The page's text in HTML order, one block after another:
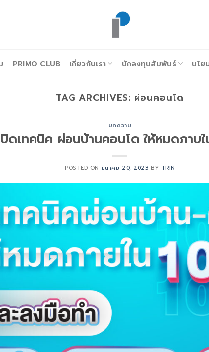
PRIMO CLUB เกี่ยวกับเรา นักลงทุนสัมพันธ์ นโย
TAG ARCHIVES: ผ่อนคอนโด
บทความ
ปิดเทคนิค ผ่อนบ้านคอนโด ให้หมดภาบ
POSTED ON มีนาคม 20, 2023 BY TRIN